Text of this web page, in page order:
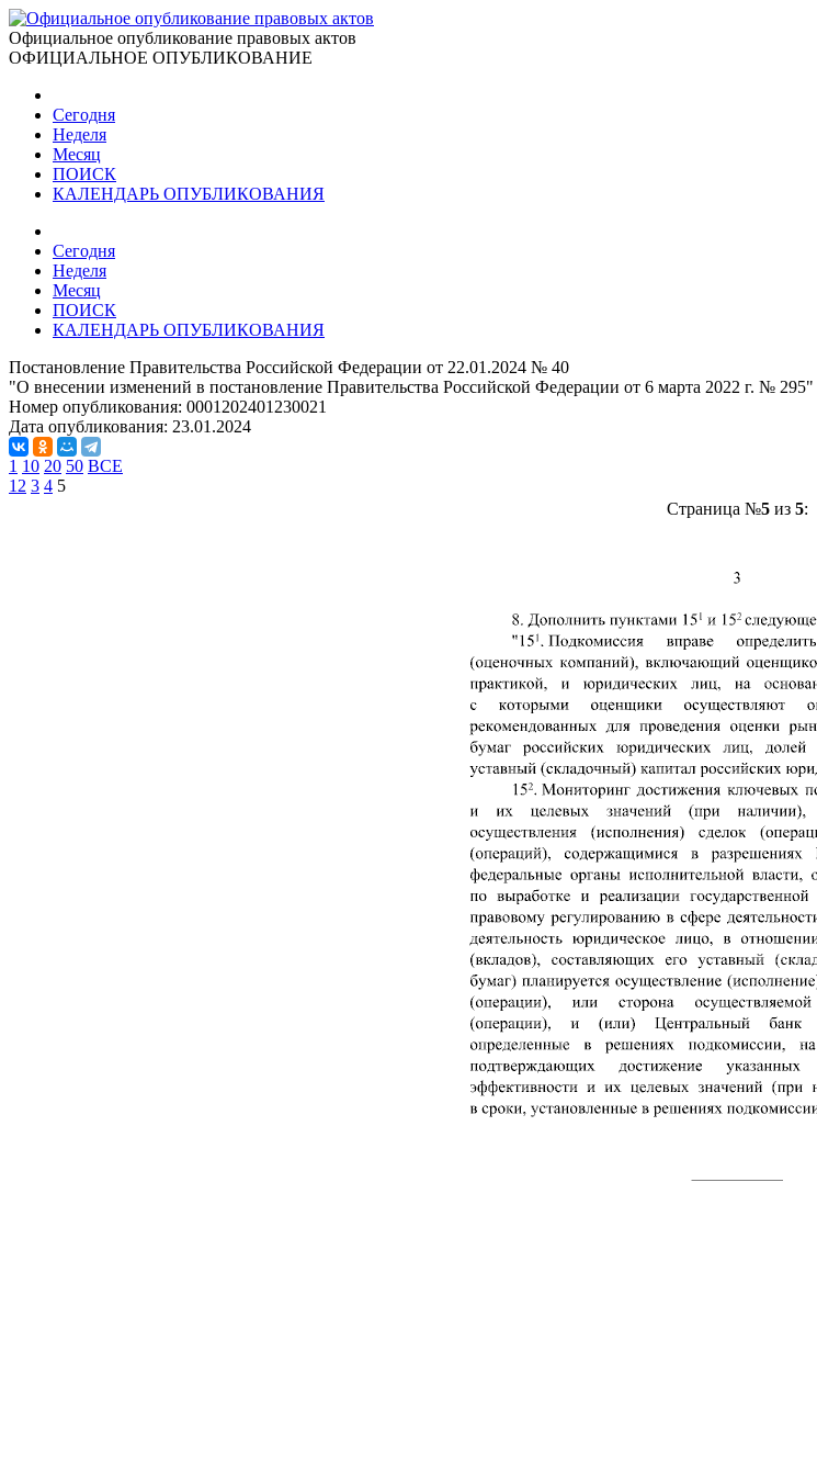
Официальное опубликование правовых актов
ОФИЦИАЛЬНОЕ ОПУБЛИКОВАНИЕ
Сегодня
Неделя
Месяц
ПОИСК
КАЛЕНДАРЬ ОПУБЛИКОВАНИЯ
Сегодня
Неделя
Месяц
ПОИСК
КАЛЕНДАРЬ ОПУБЛИКОВАНИЯ
Постановление Правительства Российской Федерации от 22.01.2024 № 40
"О внесении изменений в постановление Правительства Российской Федерации от 6 марта 2022 г. № 295"
Номер опубликования: 0001202401230021
Дата опубликования: 23.01.2024
1 10 20 50 ВСЕ
1 2 3 4 5
Страница №5из 5: